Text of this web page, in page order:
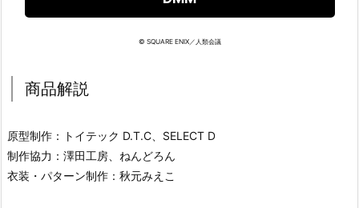
© SQUARE ENIX／人類会議
商品解説
原型制作：トイテック D.T.C、SELECT D
制作協力：澤田工房、ねんどろん
衣装・パターン制作：秋元みえこ